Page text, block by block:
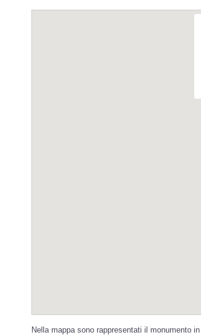
Nella mappa sono rappresentati il monumento